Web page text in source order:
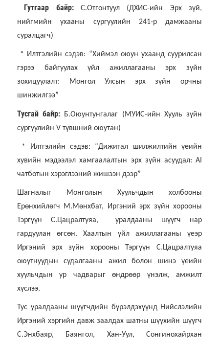
Гутгаар байр: С.Отгонтуул (ДХИС-ийн Эрх зүй,
нийгмийн ухааны сургуулийн 241-р дамжааны
суралцагч)
* Илтгэлийн сэдэв: “Хиймэл оюун ухаанд суурилсан
гэрээ байгуулах үйл ажиллагааны эрх зүйн
зохицуулалт: Монгол Улсын эрх зүйн орчны
шинжилгээ”
Тусгай байр: Б.Оюунтунгалаг (МУИС-ийн Хууль зүйн
сургуулийн V түвшний оюутан)
* Илтгэлийн сэдэв: “Дижитал шилжилтийн үеийн
хувийн мэдээлэл хамгаалалтын эрх зүйн асуудал: AI
чатботын хэрэглээний жишээн дээр”
Шагналыг Монголын Хуульчдын холбооны
Ерөнхийлөгч М.Мөнхбат, Иргэний эрх зүйн хорооны
Тэргүүн С.Цацралтуяа, уралдааны шүүгч нар
гардуулан өгсөн. Хаалтын үйл ажиллагааны үеэр
Иргэний эрх зүйн хорооны Тэргүүн С.Цацралтуяа
оюутнуудын судалгааны ажил болон шинэ үеийн
хуульчдын ур чадварыг өндрөөр үнэлж, амжилт
хүслээ.
Тус уралдааны шүүгчдийн бүрэлдэхүүнд Нийслэлийн
Иргэний хэргийн давж заалдах шатны шүүхийн шүүгч
С.Энхбаяр, Баянгол, Хан-Уул, Сонгинохайрхан